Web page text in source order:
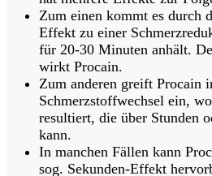
Zum einen kommt es durch
Effekt zu einer
für 20-30 Minuten anhält.
wirkt Procain.
Zum anderen greift Procain
Schmerzstoffwechsel ein,
resultiert, die über Stunden
kann.
In manchen Fällen kann
sog. Sekunden-Effekt